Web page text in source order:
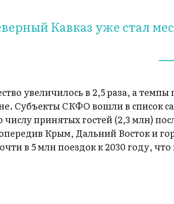
Кавказ уже стал
увеличилось в 2,5 раза, а
Субъекты СКФО вошли в список
числу принятых гостей (2,3 млн)
Крым, Дальний Восток и
в 5 млн поездок к 2030 году,